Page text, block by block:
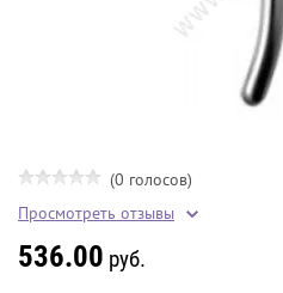
(0 голосов)
Просмотреть отзывы
536.00 руб.